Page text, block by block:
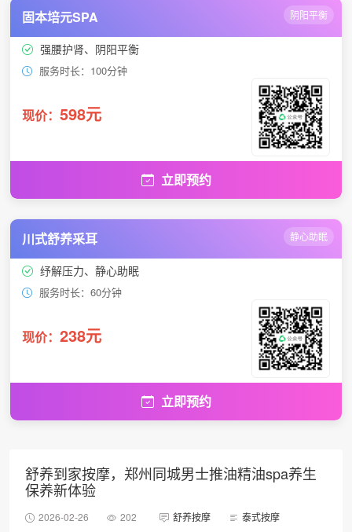
固本培元SPA 阴阳平衡
强腰护肾、阴阳平衡
服务时长：100分钟
现价： 598元
立即预约
川式舒养采耳 静心助眠
纾解压力、静心助眠
服务时长：60分钟
现价： 238元
立即预约
舒养到家按摩，郑州同城男士推油精油spa养生
保养新体验
2026-02-26 202 舒养按摩 泰式按摩